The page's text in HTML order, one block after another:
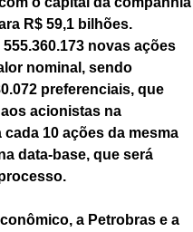
R$ 59,1 bilhões.
novas ações
nominal, sendo
preferenciais, que
acionistas na
10 ações da mesma
data-base, que será
a Petrobras e a